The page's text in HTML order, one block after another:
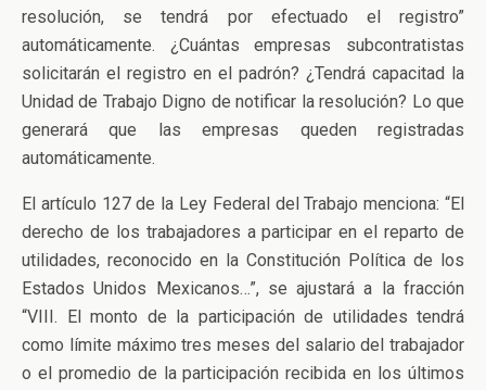
resolución, se tendrá por efectuado el registro”
automáticamente. ¿Cuántas empresas subcontratistas
solicitarán el registro en el padrón? ¿Tendrá capacitad la
Unidad de Trabajo Digno de notificar la resolución? Lo que
generará que las empresas queden registradas
automáticamente.
El artículo 127 de la Ley Federal del Trabajo menciona: “El
derecho de los trabajadores a participar en el reparto de
utilidades, reconocido en la Constitución Política de los
Estados Unidos Mexicanos…”, se ajustará a la fracción
“VIII. El monto de la participación de utilidades tendrá
como límite máximo tres meses del salario del trabajador
o el promedio de la participación recibida en los últimos